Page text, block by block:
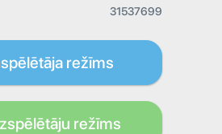
31537699
režīms
režīms